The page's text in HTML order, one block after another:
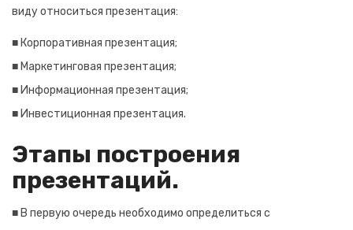
виду относиться презентация:
■ Корпоративная презентация;
■ Маркетинговая презентация;
■ Информационная презентация;
■ Инвестиционная презентация.
Этапы построения
презентаций.
■ В первую очередь необходимо определиться с